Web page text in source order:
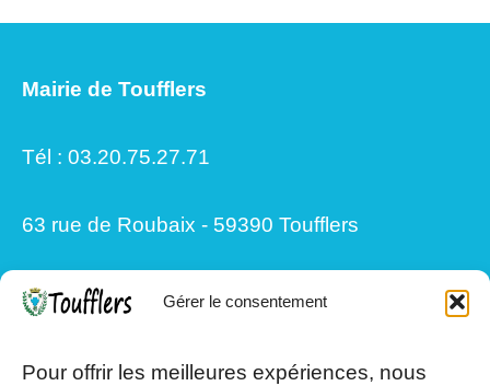
Gérer le consentement
Pour offrir les meilleures expériences, nous
Mairie de Toufflers
Tél : 03.20.75.27.71
63 rue de Roubaix - 59390 Toufflers
13h30/17h15